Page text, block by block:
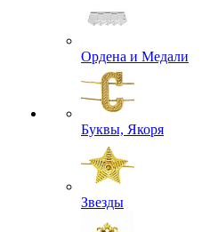
Ордена и Медали
Буквы, Якоря
Звезды